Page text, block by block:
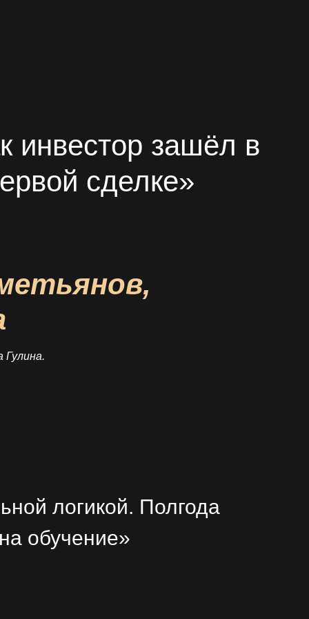
инвестор зашёл в
сделке»
логикой. Полгода
обучение»